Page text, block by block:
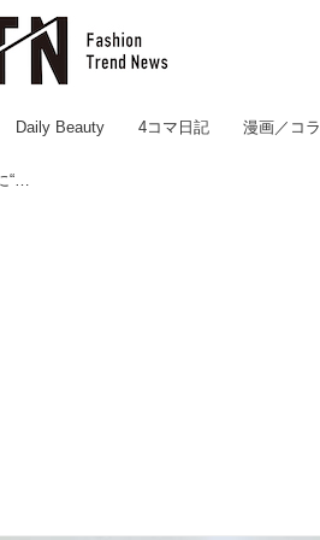
Daily Beauty 4コマ日記 漫画／コ